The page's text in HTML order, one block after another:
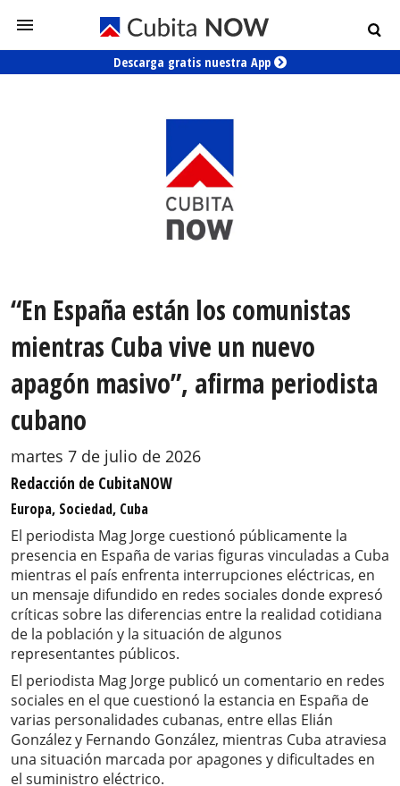
Descarga gratis nuestra App
“En España están los comunistas
mientras Cuba vive un nuevo
apagón masivo”, afirma periodista
cubano
martes 7 de julio de 2026
Redacción de CubitaNOW
Europa, Sociedad, Cuba
El periodista Mag Jorge cuestionó públicamente la
presencia en España de varias figuras vinculadas a Cuba
mientras el país enfrenta interrupciones eléctricas, en
un mensaje difundido en redes sociales donde expresó
críticas sobre las diferencias entre la realidad cotidiana
de la población y la situación de algunos
representantes públicos.
El periodista Mag Jorge publicó un comentario en redes
sociales en el que cuestionó la estancia en España de
varias personalidades cubanas, entre ellas Elián
González y Fernando González, mientras Cuba atraviesa
una situación marcada por apagones y dificultades en
el suministro eléctrico.